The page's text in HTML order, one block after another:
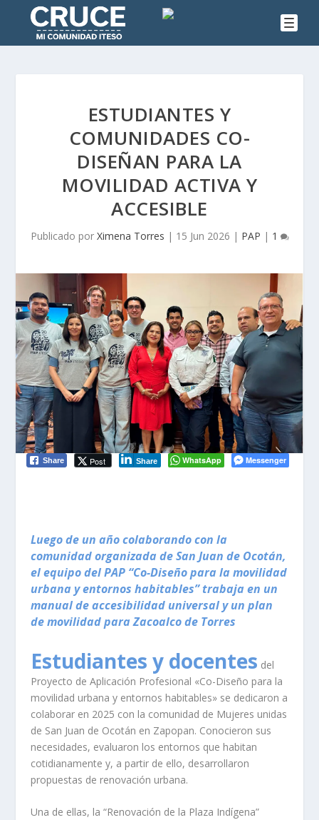
ESTUDIANTES Y
COMUNIDADES CO-
DISEÑAN PARA LA
MOVILIDAD ACTIVA Y
ACCESIBLE
Publicado por Ximena Torres | 15 Jun 2026 | PAP | 1
Share Post Share WhatsApp Messenger
Luego de un año colaborando con la
comunidad organizada de San Juan de Ocotán,
el equipo del PAP “Co-Diseño para la movilidad
urbana y entornos habitables” trabaja en un
manual de accesibilidad universal y un plan
de movilidad para Zacoalco de Torres
Estudiantes y docentes del
Proyecto de Aplicación Profesional «Co-Diseño para la
movilidad urbana y entornos habitables» se dedicaron a
colaborar en 2025 con la comunidad de Mujeres unidas
de San Juan de Ocotán en Zapopan. Conocieron sus
necesidades, evaluaron los entornos que habitan
cotidianamente y, a partir de ello, desarrollaron
propuestas de renovación urbana.
Una de ellas, la “Renovación de la Plaza Indígena”